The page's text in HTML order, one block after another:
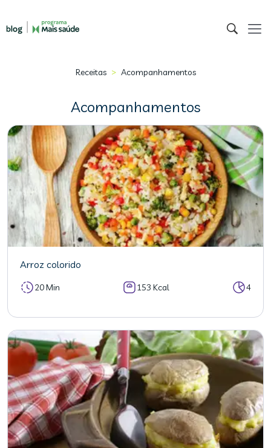
Receitas > Acompanhamentos
Acompanhamentos
Arroz colorido
20 Min 153 Kcal 4